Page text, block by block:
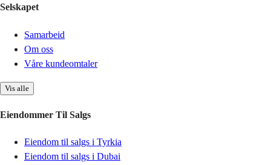
Selskapet
Samarbeid
Om oss
Våre kundeomtaler
Vis alle
Eiendommer Til Salgs
Eiendom til salgs i Tyrkia
Eiendom til salgs i Dubai